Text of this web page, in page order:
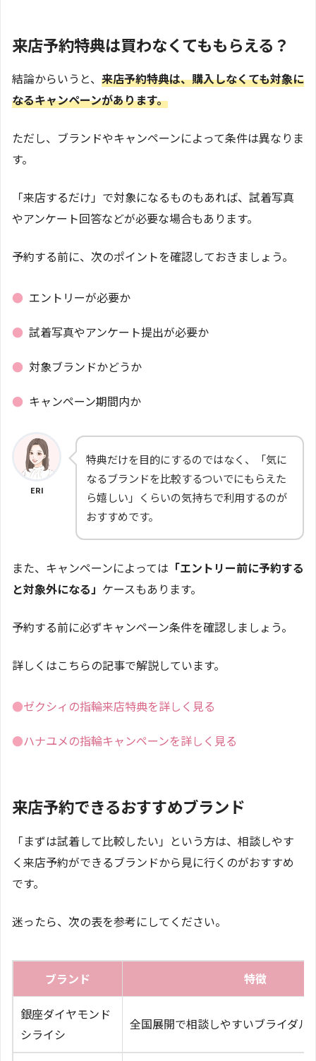
来店予約特典は買わなくてももらえる？
結論からいうと、 来店予約特典は、購入しなくても対象に
なるキャンペーンがあります。
ただし、ブランドやキャンペーンによって条件は異なりま
す。
「来店するだけ」で対象になるものもあれば、試着写真
やアンケート回答などが必要な場合もあります。
予約する前に、次のポイントを確認しておきましょう。
● エントリーが必要か
● 試着写真やアンケート提出が必要か
● 対象ブランドかどうか
● キャンペーン期間内か
ERI
特典だけを目的にするのではなく、「気に
なるブランドを比較するついでにもらえた
ら嬉しい」くらいの気持ちで利用するのが
おすすめです。
また、キャンペーンによっては 「エントリー前に予約する
と対象外になる」 ケースもあります。
予約する前に必ずキャンペーン条件を確認しましょう。
詳しくはこちらの記事で解説しています。
●ゼクシィの指輪来店特典を詳しく見る
●ハナユメの指輪キャンペーンを詳しく見る
来店予約できるおすすめブランド
「まずは試着して比較したい」という方は、相談しやす
く来店予約ができるブランドから見に行くのがおすすめ
です。
迷ったら、次の表を参考にしてください。
ブランド 特徴
銀座ダイヤモンド
シライシ
全国展開で相談しやすいブライダル